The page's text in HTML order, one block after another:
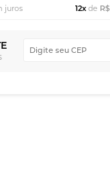
juros
12x de